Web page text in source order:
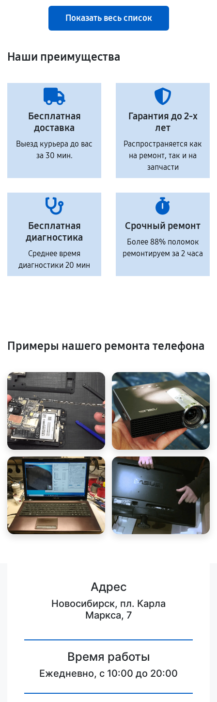
Показать весь список
Наши преимущества
Бесплатная
доставка
Выезд курьера до вас
за 30 мин.
Гарантия до 2-х
лет
Распространяется как
на ремонт, так и на
запчасти
Бесплатная
диагностика
Среднее время
диагностики 20 мин
Срочный ремонт
Более 88% поломок
ремонтируем за 2 часа
Примеры нашего ремонта телефона
Адрес
Новосибирск, пл. Карла
Маркса, 7
Время работы
Ежедневно, с 10:00 до 20:00